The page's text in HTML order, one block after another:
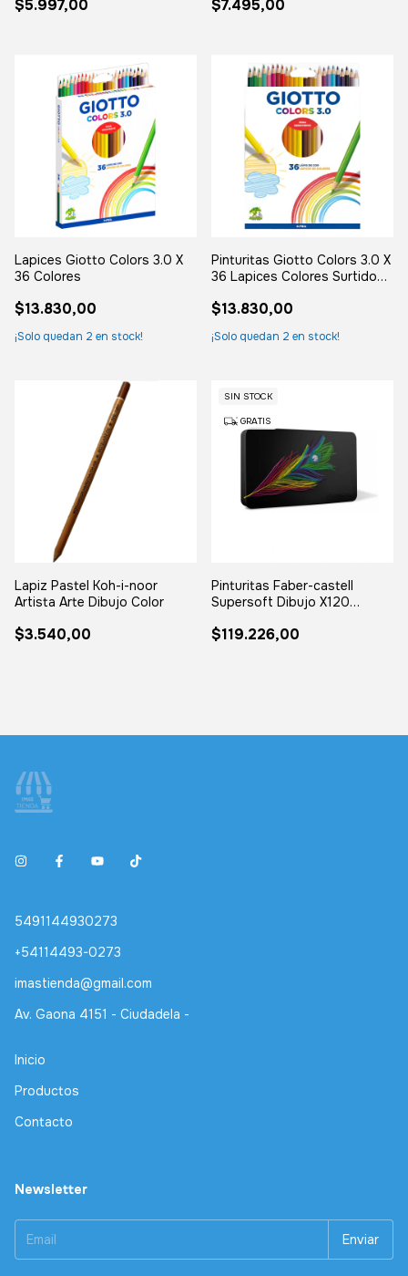
$5.997,00 $7.495,00
Lapices Giotto Colors 3.0 X
36 Colores
$13.830,00
¡Solo quedan 2 en stock!
Pinturitas Giotto Colors 3.0 X
36 Lapices Colores Surtidos
$13.830,00
¡Solo quedan 2 en stock!
Lapiz Pastel Koh-i-noor
Artista Arte Dibujo Color
$3.540,00
SIN STOCK
GRATIS
Pinturitas Faber-castell
Supersoft Dibujo X120
$119.226,00
5491144930273
+54114493-0273
imastienda@gmail.com
Av. Gaona 4151 - Ciudadela -
Inicio
Productos
Contacto
Newsletter